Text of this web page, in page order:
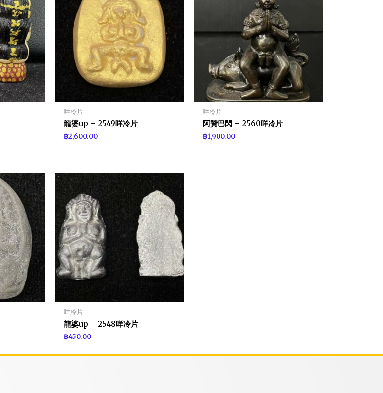
咩冷片
龍婆up – 2549咩冷片
฿2,600.00
咩冷片
阿贊巴閃 – 2560咩冷片
฿1,900.00
咩冷片
龍婆up – 2548咩冷片
฿450.00